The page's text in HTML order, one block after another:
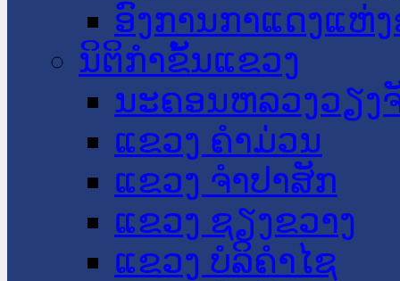
ອົງການກາແດງແຫ່
ນິຕິກໍາຂັ້ນແຂວງ
ນະ​ຄອນ​ຫລວງວຽງ
ແຂວງ ຄໍາມ່ວນ
ແຂວງ ຈໍາປາສັກ
ແຂວງ ຊຽງຂວາງ
ແຂວງ ບໍລິຄໍາໄຊ